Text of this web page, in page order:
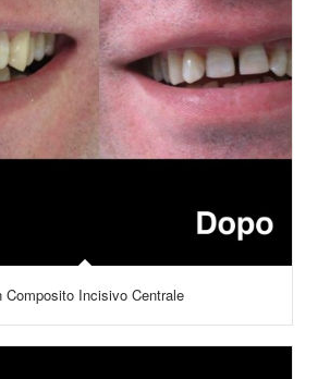
Composito Incisivo Centrale